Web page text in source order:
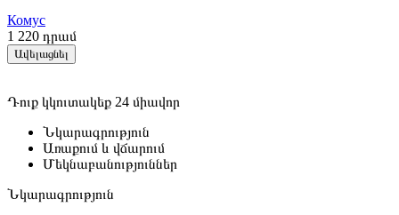
Комус
1 220 դրամ
Ավելացնել
Դուք կկուտակեք 24 միավոր
Նկարագրություն
Առաքում և վճարում
Մեկնաբանություններ
Նկարագրություն